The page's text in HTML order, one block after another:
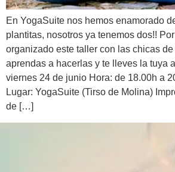
En YogaSuite nos hemos enamorado
plantitas, nosotros ya tenemos dos!!
organizado este taller con las chicas
aprendas a hacerlas y te lleves la tuya
viernes 24 de junio Hora: de 18.00h a
Lugar: YogaSuite (Tirso de Molina)
de […]